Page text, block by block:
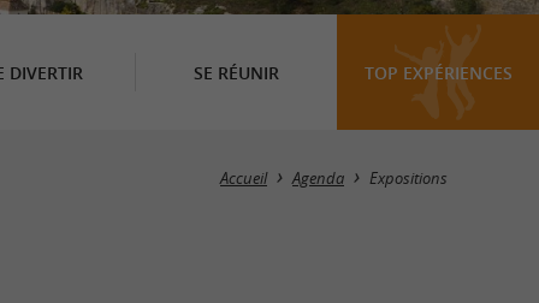
DIVERTIR SE RÉUNIR TOP EXPÉRIENCES
Masquer la carte
Accueil Agenda Expositions